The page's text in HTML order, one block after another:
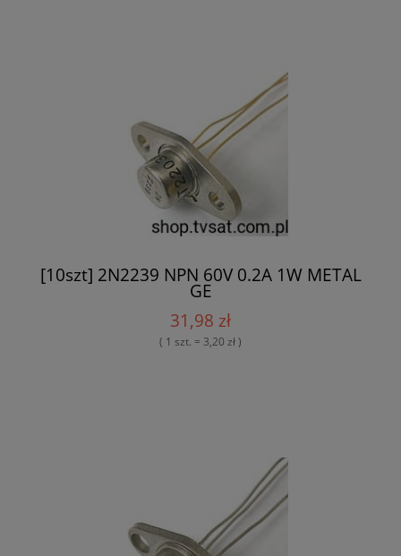
[10szt] 2N2239 NPN 60V 0.2A 1W METAL
GE
31,98 zł
( 1 szt. = 3,20 zł )